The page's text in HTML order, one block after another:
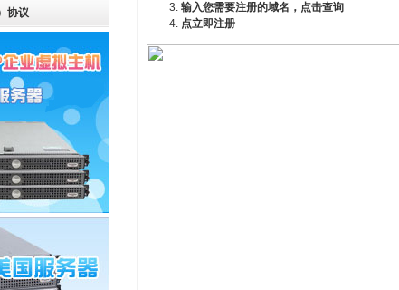
协议
输入您需要注册的域名，点击查询
点立即注册